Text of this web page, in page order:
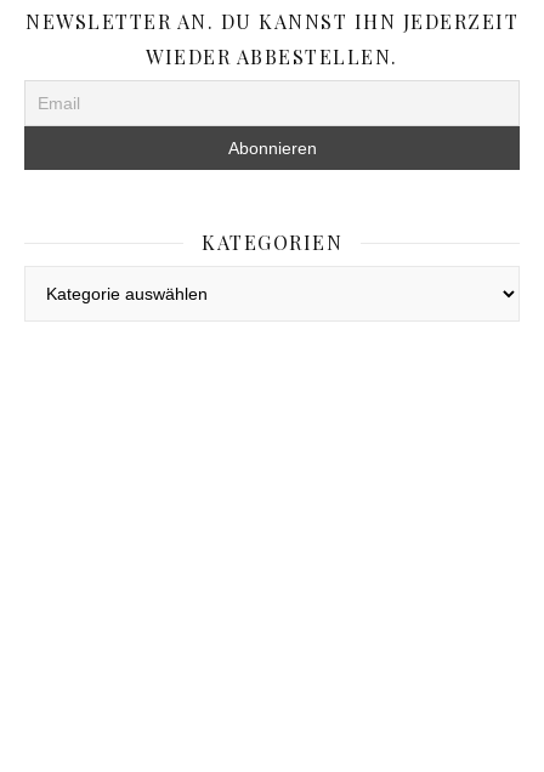
NEWSLETTER AN. DU KANNST IHN JEDERZEIT
WIEDER ABBESTELLEN.
KATEGORIEN